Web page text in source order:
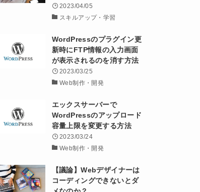
2023/04/05
スキルアップ・学習
WordPressのプラグイン更
新時にFTP情報の入力画面
が表示されるのを消す方法
2023/03/25
Web制作・開発
エックスサーバーで
WordPressのアップロード
容量上限を変更する方法
2023/03/24
Web制作・開発
【議論】Webデザイナーは
コーディングできないとダ